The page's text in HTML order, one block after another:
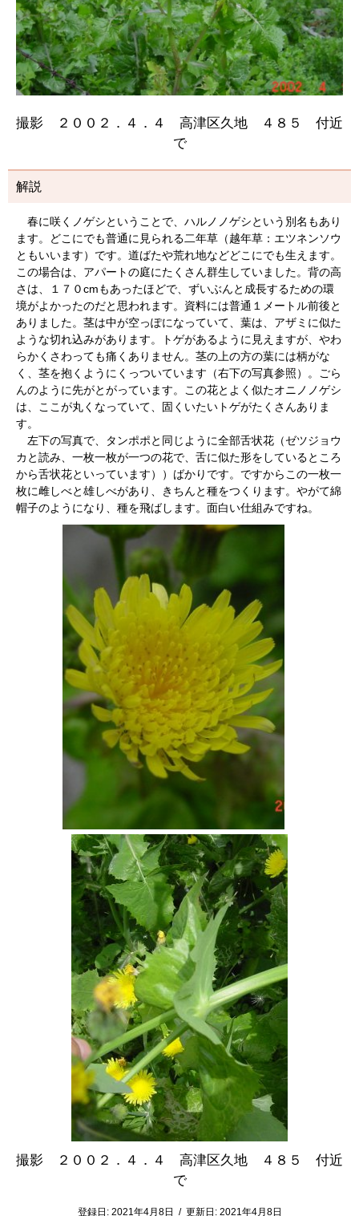
撮影 ２００２．４．４ 高津区久地 ４８５ 付近
で
解説
春に咲くノゲシということで、ハルノノゲシという別名もあり
ます。どこにでも普通に見られる二年草（越年草：エツネンソウ
ともいいます）です。道ばたや荒れ地などどこにでも生えます。
この場合は、アパートの庭にたくさん群生していました。背の高
さは、１７０cmもあったほどで、ずいぶんと成長するための環
境がよかったのだと思われます。資料には普通１メートル前後と
ありました。茎は中が空っぽになっていて、葉は、アザミに似た
ような切れ込みがあります。トゲがあるように見えますが、やわ
らかくさわっても痛くありません。茎の上の方の葉には柄がな
く、茎を抱くようにくっついています（右下の写真参照）。ごら
んのように先がとがっています。この花とよく似たオニノノゲシ
は、ここが丸くなっていて、固くいたいトゲがたくさんありま
す。
左下の写真で、タンポポと同じように全部舌状花（ゼツジョウ
カと読み、一枚一枚が一つの花で、舌に似た形をしているところ
から舌状花といっています））ばかりです。ですからこの一枚一
枚に雌しべと雄しべがあり、きちんと種をつくります。やがて綿
帽子のようになり、種を飛ばします。面白い仕組みですね。
撮影 ２００２．４．４ 高津区久地 ４８５ 付近
で
登録日: 2021年4月8日 / 更新日: 2021年4月8日